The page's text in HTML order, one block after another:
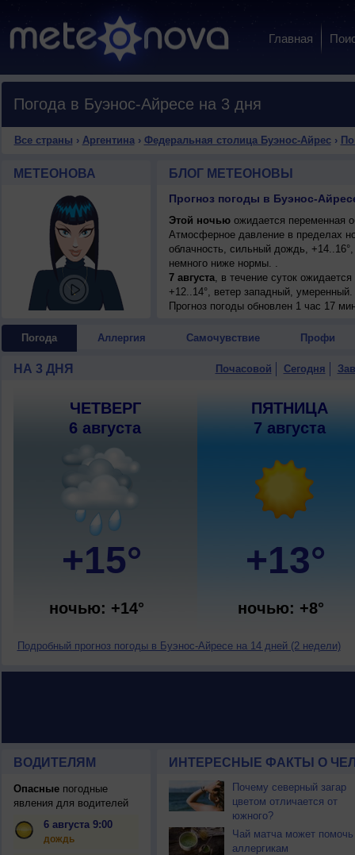
Главная
Погода в Буэнос-Айресе на 3 дня
Все страны › Аргентина› Федеральная столица Буэнос-Айрес›
МЕТЕОНОВА БЛОГ МЕТЕОНОВЫ
Прогноз погоды в Буэнос-
Этой ночьюожидается переменная
Атмосферное давление в пределах
облачность, сильный дождь,
немного ниже нормы. .
7 августа, в течение суток
+12..14°, ветер западный, умеренный.
Прогноз погоды обновлен 1 час 17
Погода Аллергия Самочувствие Профи
НА 3 ДНЯ Почасовой Сегодня
ЧЕТВЕРГ
6 августа
+15°
ночью: +14°
ПЯТНИЦА
7 августа
+13°
ночью: +8°
Подробный прогноз погоды в Буэнос-Айресе на 14 дней (2 недели)
ВОДИТЕЛЯМ
Опасныепогодные
явления для водителей
6 августа 9:00
дождь
ИНТЕРЕСНЫЕ ФАКТЫ О
Почему северный загар
цветом отличается от
южного?
Чай матча может помочь
аллергикам